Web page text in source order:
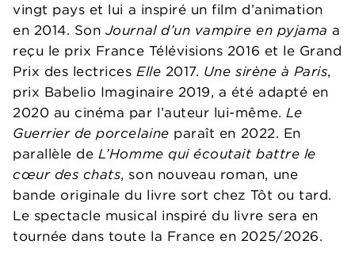
vingt pays et lui a inspiré un film d’animation
en 2014. Son Journal d’un vampire en pyjamaa
reçu le prix France Télévisions 2016 et le Grand
Prix des lectricesElle 2017. Une sirène à Paris,
prix Babelio Imaginaire 2019, a été adapté en
2020 au cinéma par l’auteur lui-même.Le
Guerrier de porcelaine paraît en 2022. En
parallèle de L’Homme qui écoutait battre le
cœur des chats, son nouveau roman, une
bande originale du livre sort chez Tôt ou tard.
Le spectacle musical inspiré du livre sera en
tournée dans toute la France en 2025/2026.